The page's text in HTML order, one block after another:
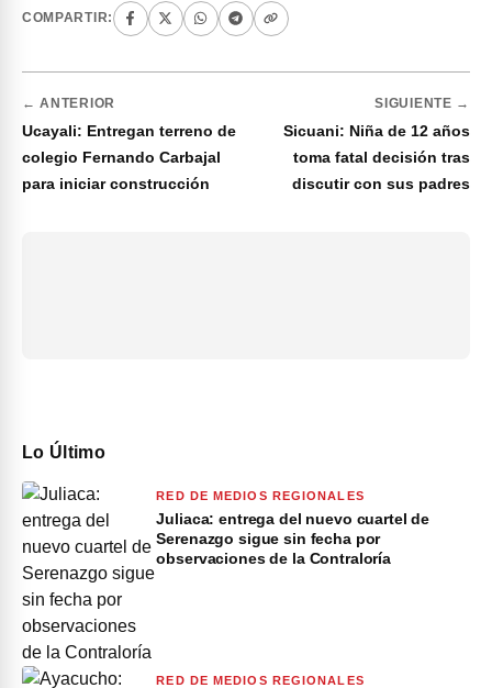
COMPARTIR:
← ANTERIOR
Ucayali: Entregan terreno de
colegio Fernando Carbajal
para iniciar construcción
SIGUIENTE →
Sicuani: Niña de 12 años
toma fatal decisión tras
discutir con sus padres
Lo Último
RED DE MEDIOS REGIONALES
Juliaca: entrega del nuevo cuartel de
Serenazgo sigue sin fecha por
observaciones de la Contraloría
RED DE MEDIOS REGIONALES